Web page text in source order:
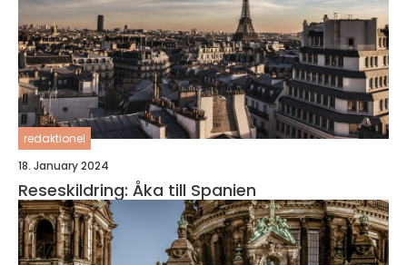
redaktionel
18. January 2024
Reseskildring: Åka till Spanien